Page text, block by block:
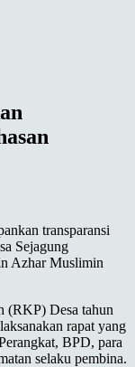
transparansi
Sejagung
Azhar Muslimin
(RKP) Desa tahun
rapat yang
BPD, para
selaku pembina.